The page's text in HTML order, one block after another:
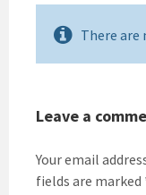
There are
Leave a
Your email
fields are marked